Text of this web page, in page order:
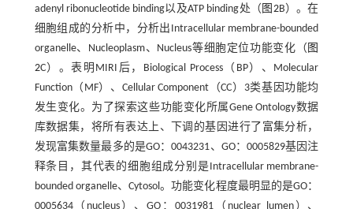
adenyl ribonucleotide binding以及ATP binding处（ 图2B）。在
细胞组成的分析中，分析出Intracellular membrane-bounded
organelle、Nucleoplasm、Nucleus等细胞定位功能变化（ 图
2C）。表明MIRI后，Biological Process（BP）、Molecular
Function（MF）、Cellular Component（CC）3类基因功能均
发生变化。为了探索这些功能变化所属Gene Ontology数据
库数据集，将所有表达上、下调的基因进行了富集分析，
发现富集数量最多的是GO：0043231、GO：0005829基因注
释条目，其代表的细胞组成分别是Intracellular membrane-
bounded organelle、Cytosol。功能变化程度最明显的是GO：
0005634（nucleus）、GO：0031981（nuclear_lumen）、